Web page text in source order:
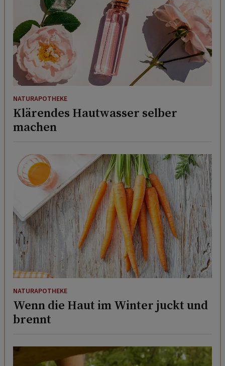
NATURAPOTHEKE
Klärendes Hautwasser selber
machen
NATURAPOTHEKE
Wenn die Haut im Winter juckt und
brennt